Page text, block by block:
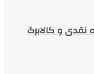
نقدی و کالابرگ